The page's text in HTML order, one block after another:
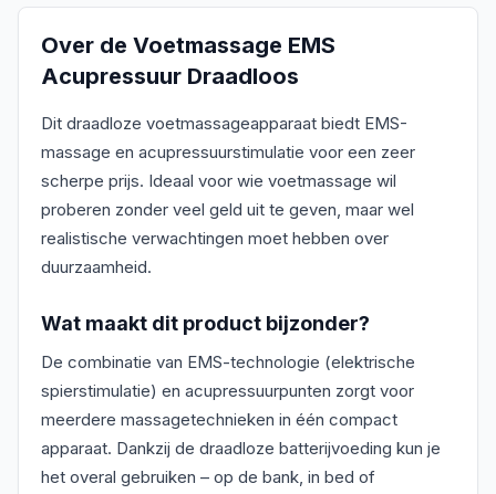
Over de Voetmassage EMS
Acupressuur Draadloos
Dit draadloze voetmassageapparaat biedt EMS-
massage en acupressuurstimulatie voor een zeer
scherpe prijs. Ideaal voor wie voetmassage wil
proberen zonder veel geld uit te geven, maar wel
realistische verwachtingen moet hebben over
duurzaamheid.
Wat maakt dit product bijzonder?
De combinatie van EMS-technologie (elektrische
spierstimulatie) en acupressuurpunten zorgt voor
meerdere massagetechnieken in één compact
apparaat. Dankzij de draadloze batterijvoeding kun je
het overal gebruiken – op de bank, in bed of